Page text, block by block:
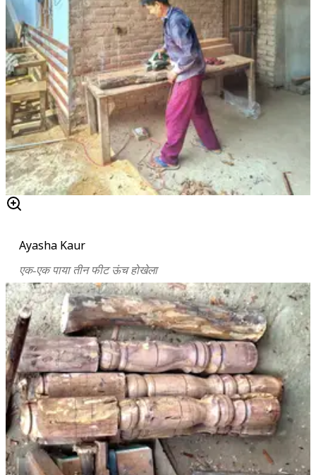
Ayasha Kaur
एक-एक पाया तीन फीट ऊंच होखेला